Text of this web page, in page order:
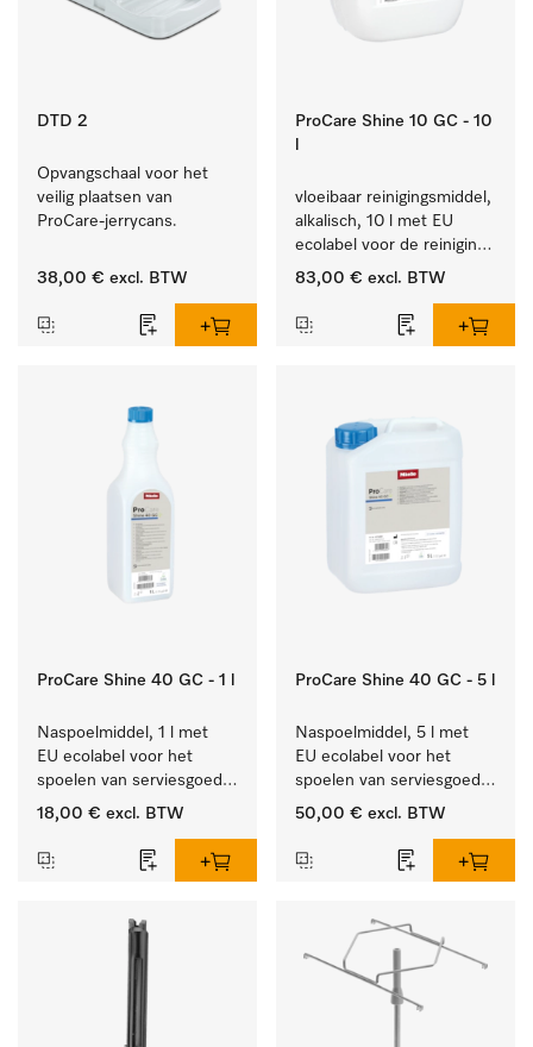
DTD 2
Opvangschaal voor het
veilig plaatsen van
ProCare-jerrycans.
38,00 € excl. BTW
ProCare Shine 10 GC - 10
vloeibaar reinigingsmiddel,
alkalisch, 10 l met EU
ecolabel voor de reiniging
van alledaags vuil op
glazen.
83,00 € excl. BTW
ProCare Shine 40 GC - 1 l
Naspoelmiddel, 1 l met
EU ecolabel voor het
spoelen van serviesgoed,
bestek en glazen.
18,00 € excl. BTW
ProCare Shine 40 GC - 5 l
Naspoelmiddel, 5 l met
EU ecolabel voor het
spoelen van serviesgoed,
bestek en glazen.
50,00 € excl. BTW